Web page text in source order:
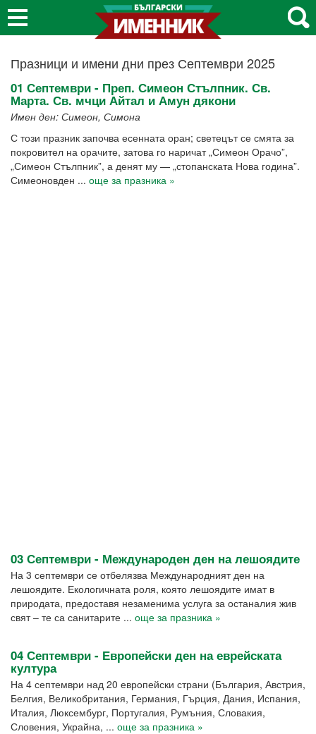
Празници и имени дни през Септември 2025
01 Септември - Преп. Симеон Стълпник. Св.
Марта. Св. мчци Айтал и Амун дякони
Имен ден: Симеон, Симона
С този празник започва есенната оран; светецът се смята за
покровител на орачите, затова го наричат „Симеон Орачо”,
„Симеон Стълпник”, а денят му — „стопанската Нова година”.
Симеоновден ... още за празника »
03 Септември - Международен ден на лешоядите
На 3 септември се отбелязва Международният ден на
лешоядите. Екологичната роля, която лешоядите имат в
природата, предоставя незаменима услуга за останалия жив
свят – те са санитарите ... още за празника »
04 Септември - Европейски ден на еврейската
култура
На 4 септември над 20 европейски страни (България, Австрия,
Белгия, Великобритания, Германия, Гърция, Дания, Испания,
Италия, Люксембург, Португалия, Румъния, Словакия,
Словения, Украйна, ... още за празника »